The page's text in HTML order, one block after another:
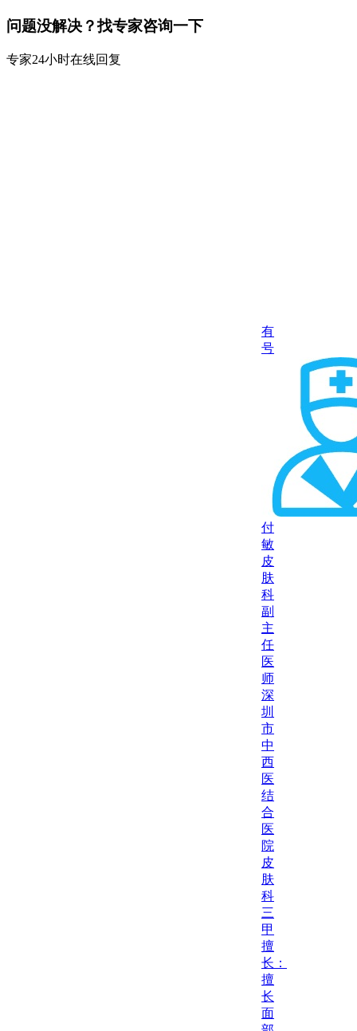
问题没解决？找专家咨询一下
专家24小时在线回复
有
号
付
敏
皮
肤
科
副
主
任
医
师
深
圳
市
中
西
医
结
合
医
院
皮
肤
科
三
甲
擅
长：
擅
长
面